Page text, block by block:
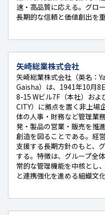
速・高品質に応える。グロ
長期的な信頼と価値創出を
矢崎総業株式会社
矢崎総業株式会社（英名：
Gaisha）は、1941年10月8
8-15 Wビル7F（本社）およ
CITY）に拠点を置く非上場
体の人事・財務など管理業
発・製品の営業・販売を推
創造を図ることである。経
支援する長期方針のもと、
する。特徴は、グループ全
常的な管理機能を中核とし
と連携強化を進める組織文